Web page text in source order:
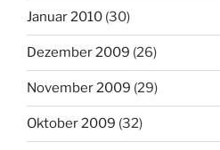
Januar 2010 (30)
Dezember 2009 (26)
November 2009 (29)
Oktober 2009 (32)